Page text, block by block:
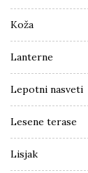
Koža
Lanterne
Lepotni nasveti
Lesene terase
Lisjak